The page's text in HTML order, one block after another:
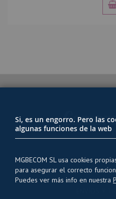
PRIVACIDAD Y
Si, es un engorro. Pero las
algunas funciones de la web
MGBECOM SL usa cookies
para asegurar el correcto
Puedes ver más info en nuestra